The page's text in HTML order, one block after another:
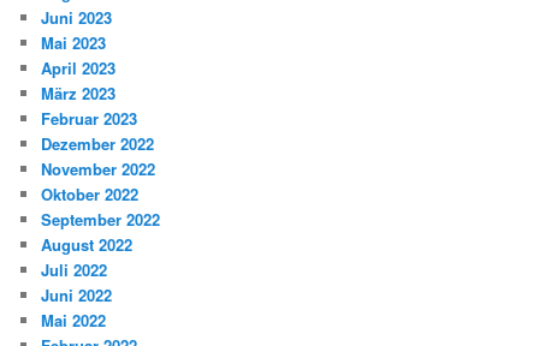
Juni 2023
Mai 2023
April 2023
März 2023
Februar 2023
Dezember 2022
November 2022
Oktober 2022
September 2022
August 2022
Juli 2022
Juni 2022
Mai 2022